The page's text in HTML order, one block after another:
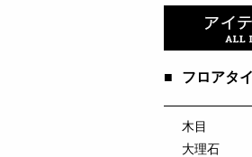
■ フロアタ
木目
大理石